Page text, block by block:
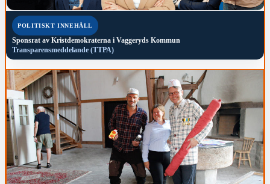
POLITISKT INNEHÅLL
Sponsrat av Kristdemokraterna i Vaggeryds Kommun
Transparensmeddelande (TTPA)